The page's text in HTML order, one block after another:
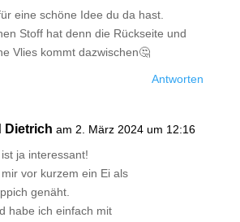
eine schöne Idee du da hast.
Stoff hat denn die Rückseite und
Vlies kommt dazwischen🤔
Antworten
Dietrich am 2. März 2024 um 12:16
ja interessant!
vor kurzem ein Ei als
genäht.
habe ich einfach mit